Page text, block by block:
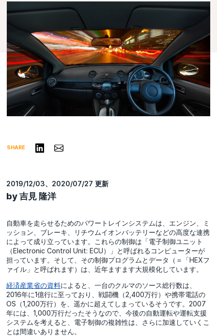
SHARE リンクトインで共有する
Share via Email
2019/12/03、2020/07/27 更新
by 吉見 隆洋
自動車を走らせるためのパワートレインシステムは、エンジン、ミ
ッション、ブレーキ、リチウムイオンバッテリーなどの高度な連携
によって成り立っています。これらの制御は「電子制御ユニット
（Electronic Control Unit: ECU）」と呼ばれるコンピューターが
担っています。そして、その制御プログラムとデータ（＝「HEXフ
ァイル」と呼ばれます）は、近年ますます大規模化しています。
経済産業省の資料によると、一台のクルマのソース総行数は、
2016年に1億行に至っており、戦闘機（2,400万行）や携帯電話の
OS（1,200万行）を、遥かに超えてしまっているそうです。2007
年には、1,000万行だったそうなので、今後の自動運転や運転支援
システムを考えると、電子制御の複雑性は、さらに加速していくこ
とは間違いありません。